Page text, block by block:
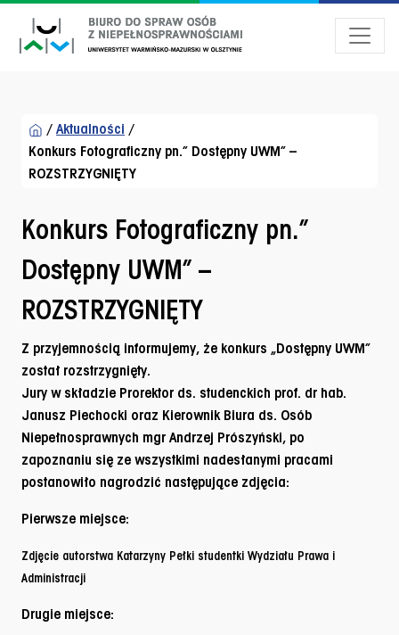
/ Aktualności /
Konkurs Fotograficzny pn.” Dostępny UWM” –
ROZSTRZYGNIĘTY
Konkurs Fotograficzny pn.”
Dostępny UWM” –
ROZSTRZYGNIĘTY
Z przyjemnością informujemy, że konkurs „Dostępny UWM”
został rozstrzygnięty.
Jury w składzie Prorektor ds. studenckich prof. dr hab.
Janusz Piechocki oraz Kierownik Biura ds. Osób
Niepełnosprawnych mgr Andrzej Prószyński, po
zapoznaniu się ze wszystkimi nadesłanymi pracami
postanowiło nagrodzić następujące zdjęcia:
Pierwsze miejsce:
Zdjęcie autorstwa Katarzyny Pełki studentki Wydziału Prawa i
Administracji
Drugie miejsce: